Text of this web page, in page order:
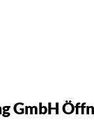
GmbH